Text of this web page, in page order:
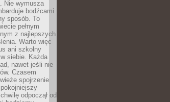
Nie wymusza
bodźcami
sposób. To
pełnym
z najlepszych
Warto więc
ani szkolny
siebie. Każda
nawet jeśli nie
Czasem
spojrzenie
odpoczął od